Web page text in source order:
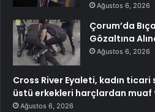
Ağustos 6, 2026
Çorum’da
Gözaltına
Ağustos 6, 2026
Cross River Eyaleti, kadın
üstü erkekleri harçlardan
Ağustos 6, 2026